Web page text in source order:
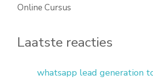
Online Cursus
Laatste reacties
whatsapp lead generation